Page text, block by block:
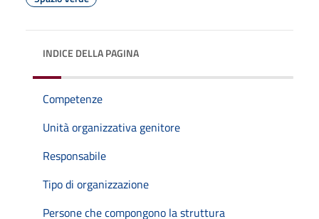
INDICE DELLA PAGINA
Competenze
Unità organizzativa genitore
Responsabile
Tipo di organizzazione
Persone che compongono la struttura